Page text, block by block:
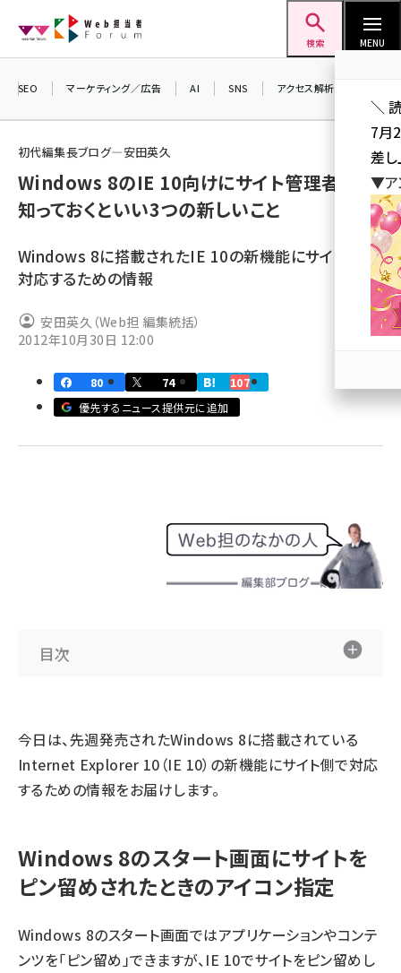
ン
検索 MENU
seo (3523)
youtube (2429)
セミナー (2303)
meo (1275)
SEO マーケティング／広告 AI SNS アクセス解析／データ分析
初代編集長ブログ―安田英久
Windows 8のIE 10向けにサイト管理者が
知っておくといい3つの新しいこと
Windows 8に搭載されたIE 10の新機能にサイト側で
対応するための情報
安田英久（Web担 編集統括）
2012年10月30日 12:00
80 74
107
優先するニュース提供元に追加
目次
今日は、先週発売されたWindows 8に搭載されている
Internet Explorer 10（IE 10）の新機能にサイト側で対応
するための情報をお届けします。
Windows 8のスタート画面にサイトを
ピン留めされたときのアイコン指定
Windows 8のスタート画面ではアプリケーションやコンテ
ンツを「ピン留め」できますが、IE 10でサイトをピン留めし
＼
7月
差し
▼ア